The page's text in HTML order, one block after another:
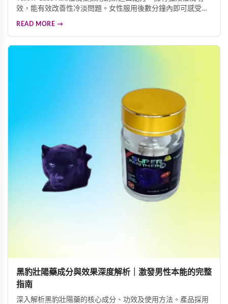
效，能有效改善性冷淡問題。女性服用後數分鐘內即可感受面
READ MORE →
黑豹壯陽藥成分與效果深度解析｜激發男性本能的完整
指南
深入解析黑豹壯陽藥的核心成分、功效及使用方法。產品採用